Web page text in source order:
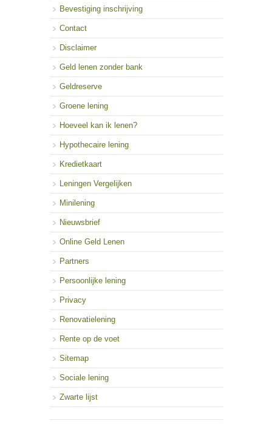
Bevestiging inschrijving
Contact
Disclaimer
Geld lenen zonder bank
Geldreserve
Groene lening
Hoeveel kan ik lenen?
Hypothecaire lening
Kredietkaart
Leningen Vergelijken
Minilening
Nieuwsbrief
Online Geld Lenen
Partners
Persoonlijke lening
Privacy
Renovatielening
Rente op de voet
Sitemap
Sociale lening
Zwarte lijst